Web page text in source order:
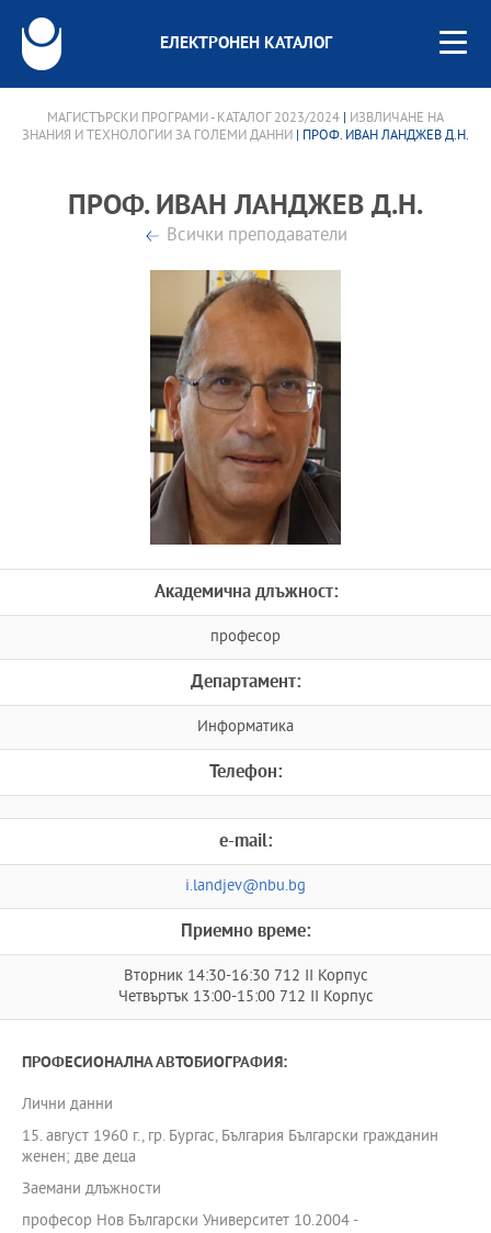
ЕЛЕКТРОНЕН КАТАЛОГ
МАГИСТЪРСКИ ПРОГРАМИ - КАТАЛОГ 2023/2024
ИЗВЛИЧАНЕ НА
ЗНАНИЯ И ТЕХНОЛОГИИ ЗА ГОЛЕМИ ДАННИ | ПРОФ. ИВАН ЛАНДЖЕВ Д.Н.
ПРОФ. ИВАН ЛАНДЖЕВ Д.Н.
Всички преподаватели
Академична длъжност:
професор
Департамент:
Информатика
Телефон:
e-mail:
i.landjev@nbu.bg
Приемно време:
Вторник 14:30-16:30 712 II Корпус
Четвъртък 13:00-15:00 712 II Корпус
ПРОФЕСИОНАЛНА АВТОБИОГРАФИЯ:
Лични данни
15. август 1960 г., гр. Бургас, България Български гражданин
женен; две деца
Заемани длъжности
професор Нов Български Университет 10.2004 -